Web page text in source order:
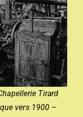
Tirard
vers 1900 –